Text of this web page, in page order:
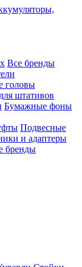
Все бренды
головы
штативов
Бумажные фоны
Подвесные
и адаптеры
бренды